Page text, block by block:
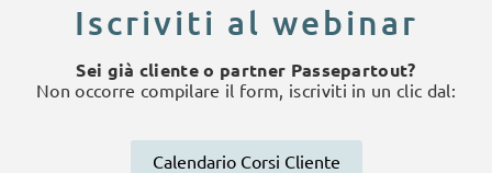
Iscriviti al webinar
Sei già cliente o partner Passepartout?
Non occorre compilare il form, iscriviti in un clic dal:
Calendario Corsi Cliente